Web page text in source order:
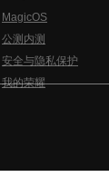
MagicOS
公测内测
安全与隐私保护
我的荣耀